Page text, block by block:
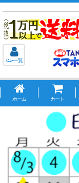
ﾒﾆｭｰ一覧
ホーム カート